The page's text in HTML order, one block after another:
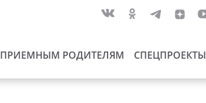
ПРИЕМНЫМ РОДИТЕЛЯМ СПЕЦПРОЕКТЫ